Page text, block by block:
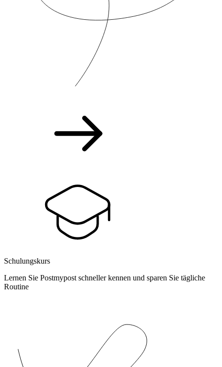
Schulungskurs
Lernen Sie Postmypost schneller kennen und sparen Sie tägliche
Routine